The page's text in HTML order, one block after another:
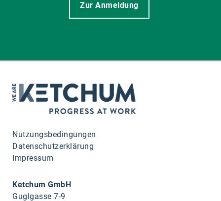
Zur Anmeldung
Nutzungsbedingungen
Datenschutzerklärung
Impressum
Ketchum GmbH
Guglgasse 7-9